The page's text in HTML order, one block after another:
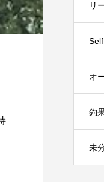
ン大作戦（春の陣）開
リ
オ
釣
未